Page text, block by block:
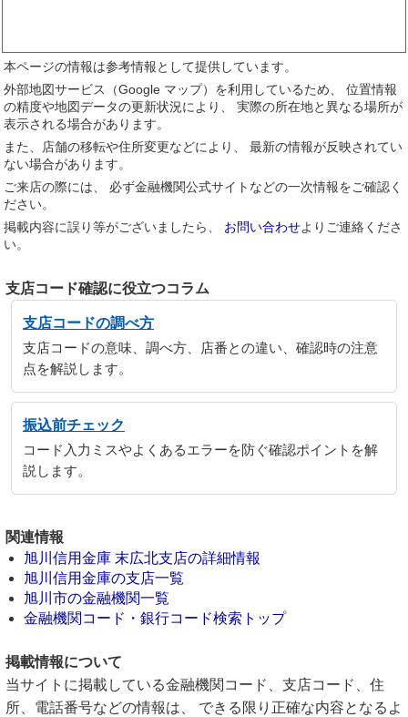
本ページの情報は参考情報として提供しています。
外部地図サービス（Google マップ）を利用しているため、 位置情報
の精度や地図データの更新状況により、 実際の所在地と異なる場所が
表示される場合があります。
また、店舗の移転や住所変更などにより、 最新の情報が反映されてい
ない場合があります。
ご来店の際には、 必ず金融機関公式サイトなどの一次情報をご確認く
ださい。
掲載内容に誤り等がございましたら、 お問い合わせよりご連絡くださ
い。
支店コード確認に役立つコラム
支店コードの調べ方
支店コードの意味、調べ方、店番との違い、確認時の注意
点を解説します。
振込前チェック
コード入力ミスやよくあるエラーを防ぐ確認ポイントを解
説します。
関連情報
旭川信用金庫 末広北支店の詳細情報
旭川信用金庫の支店一覧
旭川市の金融機関一覧
金融機関コード・銀行コード検索トップ
掲載情報について
当サイトに掲載している金融機関コード、支店コード、住
所、電話番号などの情報は、 できる限り正確な内容となるよ